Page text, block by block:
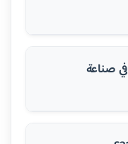
هل يمكن استخدام عيار 24 في صناعة